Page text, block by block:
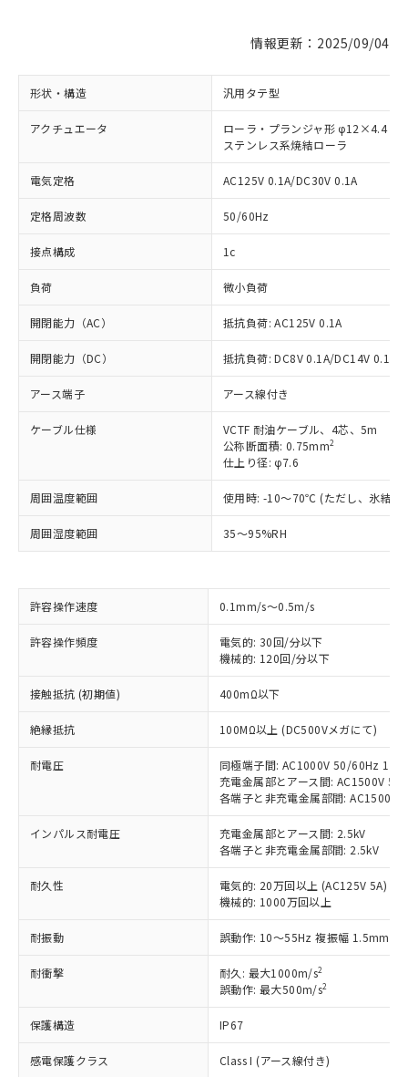
情報更新：2025/09/04
形状・構造 汎用タテ型
アクチュエータ
ローラ・プランジャ形 φ12×4.4
ステンレス系焼結ローラ
電気定格 AC125V 0.1A/DC30V 0.1A
定格周波数 50/60Hz
接点構成 1c
負荷 微小負荷
開閉能力（AC） 抵抗負荷: AC125V 0.1A
開閉能力（DC） 抵抗負荷: DC8V 0.1A/DC14V 0.1A/
アース端子 アース線付き
ケーブル仕様
VCTF 耐油ケーブル、4芯、5m
公称断面積: 0.75mm2
仕上り径: φ7.6
周囲温度範囲 使用時: -10～70℃ (ただし、氷結し
周囲湿度範囲 35～95%RH
許容操作速度 0.1mm/s～0.5m/s
許容操作頻度
電気的: 30回/分以下
機械的: 120回/分以下
接触抵抗 (初期値) 400mΩ以下
絶縁抵抗 100MΩ以上 (DC500Vメガにて)
耐電圧
同極端子間: AC1000V 50/60Hz
充電金属部とアース間: AC1500V
各端子と非充電金属部間: AC1500V
インパルス耐電圧
充電金属部とアース間: 2.5kV
各端子と非充電金属部間: 2.5kV
耐久性
電気的: 20万回以上 (AC125V 5A)
機械的: 1000万回以上
耐振動 誤動作: 10～55Hz 複振幅 1.5mm
耐衝撃 耐久: 最大1000m/s2
誤動作: 最大500m/s2
保護構造 IP67
感電保護クラス Class I (アース線付き)
ご利用条件
以下の条件をお読みいただき、同意のうえ
本サービスは、当社制御機器事業取扱
商品の当社在庫状況および標準価格
(税抜)を提供させていただくもので
当社制御機器事業取扱商品の中には、
本サービスの対象外となる商品もある
ことをご了承ください。
在庫状況および標準価格照会結果は、
記載している更新日時点での社内デー
タに基づき作成されるものであり、閲
覧された時点での実際の在庫および標
了承ください。
※1 対応状況
対応済み：EU RoHS指令（10物質）の
非含有に対応した製品が提供可能な商品で
す。
対応予定：EU RoHS指令（10物質）の非含
有に対応した製品に切り替える予定のある
対応予定なし：EU RoHS指令（10物質）の
非含有に非対応の商品で、対応品を出す予
調査・確認中：EU RoHS指令（10物質）の
非含有の対応状況を調査中または確認中の
非該当品：ライセンス料など無形物で、有
害物質有無と関係のない商品です。
いたものが、含有品と判明した場合などや
むを得ず変更することがあります。
ミウム(Cd) 100ppm以下、
六価クロム(Cr(Ⅵ)) 1000ppm以下、ポリ臭化ビフェニル
類(PBB) 1000ppm以下、ポリ臭化ジフェニルエーテル類
(PBDE) 1000ppm以下、フタル酸ビス(2-エチルヘキシ
「○」：最大均質材料含有率が中国RoHSの
基準値以下であることを示します。
「×」：最大均質材料含有率が中国RoHSの
基準値を超えていることを示します。
「－」：未確認です。当社販売部門へお問
*中国RoHS10物質の基準値 (GB/T26572)：
Pb(鉛) :1000ppm、 Hg(水銀) : 1000ppm、 Cd(カドミウ
Cr(Ⅵ)(六価クロム) : 1000ppm、 PBBs(ポリ臭化ビフェ
為替および外国貿易法に定める商品
（以下｢規制貨物等」という）を輸出
または国外への提供する場合は、日本
国政府の輸出許可(または役務取引許
可)を取得するなどの必要な手続きを
とります。